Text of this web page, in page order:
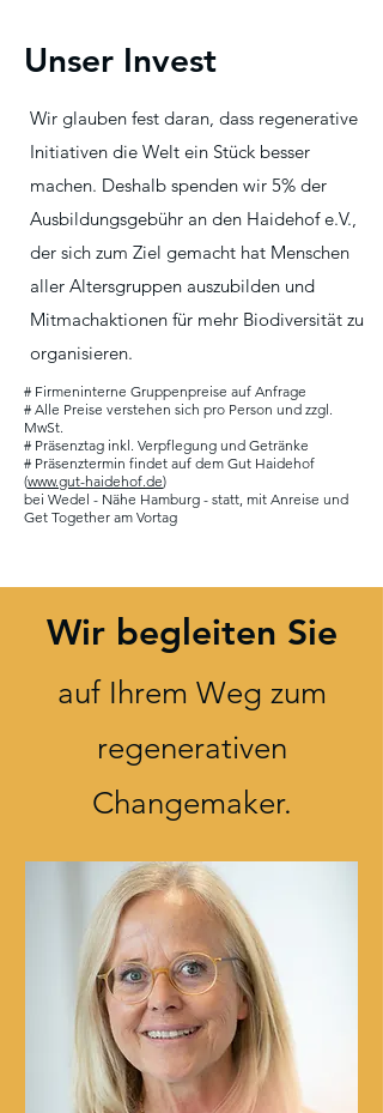
Unser Invest
Wir glauben fest daran, dass regenerative
Initiativen die Welt ein Stück besser
machen. Deshalb spenden wir 5% der
Ausbildungsgebühr an den Haidehof e.V.,
der sich zum Ziel gemacht hat Menschen
aller Altersgruppen auszubilden und
Mitmachaktionen für mehr Biodiversität zu
organisieren.
# Firmeninterne Gruppenpreise auf Anfrage
# Alle Preise verstehen sich pro Person und zzgl.
MwSt.
# Präsenztag inkl. Verpflegung und Getränke
# Präsenztermin findet auf dem Gut Haidehof
(www.gut-haidehof.de)
bei Wedel - Nähe Hamburg - statt, mit Anreise und
Get Together am Vortag
Wir begleiten Sie
auf Ihrem Weg zum
regenerativen
Changemaker.